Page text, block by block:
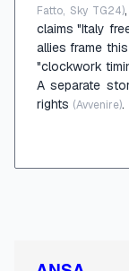
Fatto, Sky TG24)
claims "Italy
allies frame
"clockwork
A separate
rights (Avvenire).